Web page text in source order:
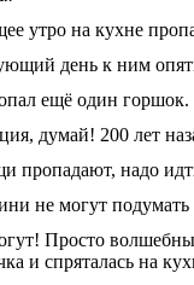
утро на кухне
день к ним
ещё один
думай! 200 лет
пропадают, надо
не могут подумать
Просто
и спряталась на